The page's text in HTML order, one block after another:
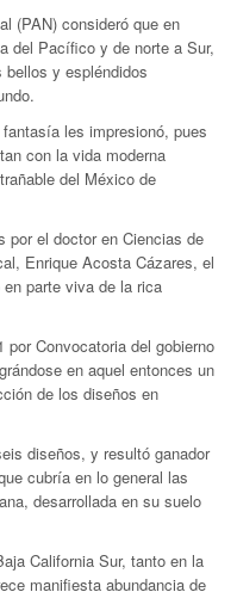
(PAN) consideró que en
del Pacífico y de norte a Sur,
y espléndidos
les impresionó, pues
con la vida moderna
del México de
por el doctor en Ciencias de
Enrique Acosta Cázares, el
parte viva de la rica
Convocatoria del gobierno
en aquel entonces un
de los diseños en
diseños, y resultó ganador
cubría en lo general las
desarrollada en su suelo
California Sur, tanto en la
manifiesta abundancia de